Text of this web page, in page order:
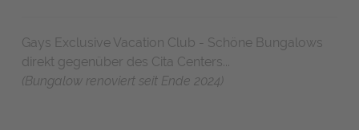
Gays Exclusive Vacation Club - Schöne Bungalows
direkt gegenüber des Cita Centers...
(Bungalow renoviert seit Ende 2024)